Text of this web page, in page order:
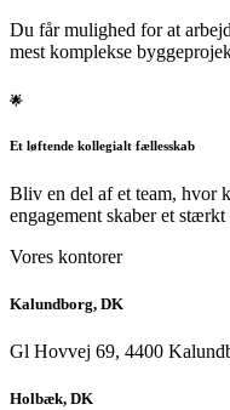
Du får mulighed for at
mest komplekse
🌟
Et løftende kollegialt fællesskab
Bliv en del af et team, hvor
engagement skaber et
Vores kontorer
Kalundborg, DK
Gl Hovvej 69, 4400
Holbæk, DK